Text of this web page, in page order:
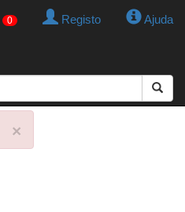
0 Registo Ajuda
×